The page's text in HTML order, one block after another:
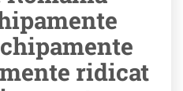
ridicat